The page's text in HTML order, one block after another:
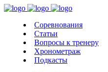
Соревнования
Статьи
Вопросы к тренеру
Хронометраж
Подкасты